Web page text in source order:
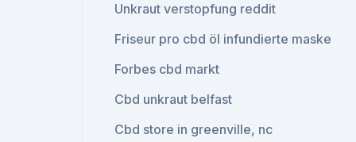
Unkraut verstopfung reddit
Friseur pro cbd öl infundierte maske
Forbes cbd markt
Cbd unkraut belfast
Cbd store in greenville, nc